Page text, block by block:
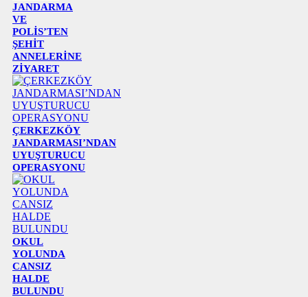
JANDARMA
VE
POLİS’TEN
ŞEHİT
ANNELERİNE
ZİYARET
ÇERKEZKÖY
JANDARMASI’NDAN
UYUŞTURUCU
OPERASYONU
OKUL
YOLUNDA
CANSIZ
HALDE
BULUNDU